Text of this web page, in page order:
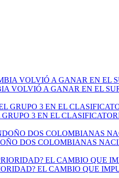
VOLVIÓ A GANAR EN EL
3 EN EL
DOS COLOMBIANAS
EL CAMBIO QUE